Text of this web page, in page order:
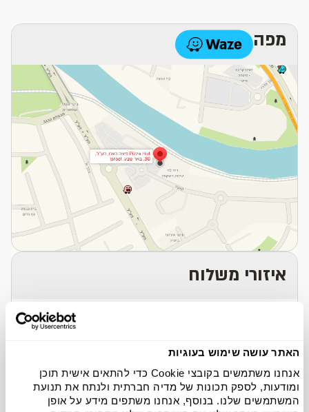
האתר עושה שימוש בעוגיות
אנחנו משתמשים בקובצי Cookie כדי להתאים אישית תוכן
ומודעות, לספק תכונות של מדיה חברתית ולנתח את תנועת
המשתמשים שלנו. בנוסף, אנחנו משתפים מידע על אופן
מפה
איזורי משלוח
נווה נוי
נחל בקע
שכונה ט'
נאות לון